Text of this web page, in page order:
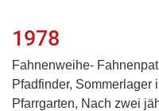
1978
Fahnenweihe-
Pfadfinder, Sommerlager
Pfarrgarten, Nach zwei